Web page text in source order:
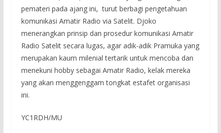
pemateri pada ajang ini, turut berbagi pengetahuan
komunikasi Amatir Radio via Satelit. Djoko
menerangkan prinsip dan prosedur komunikasi Amatir
Radio Satelit secara lugas, agar adik-adik Pramuka yang
merupakan kaum milenial tertarik untuk mencoba dan
menekuni hobby sebagai Amatir Radio, kelak mereka
yang akan menggenggam tongkat estafet organisasi
ini.
YC1RDH/MU